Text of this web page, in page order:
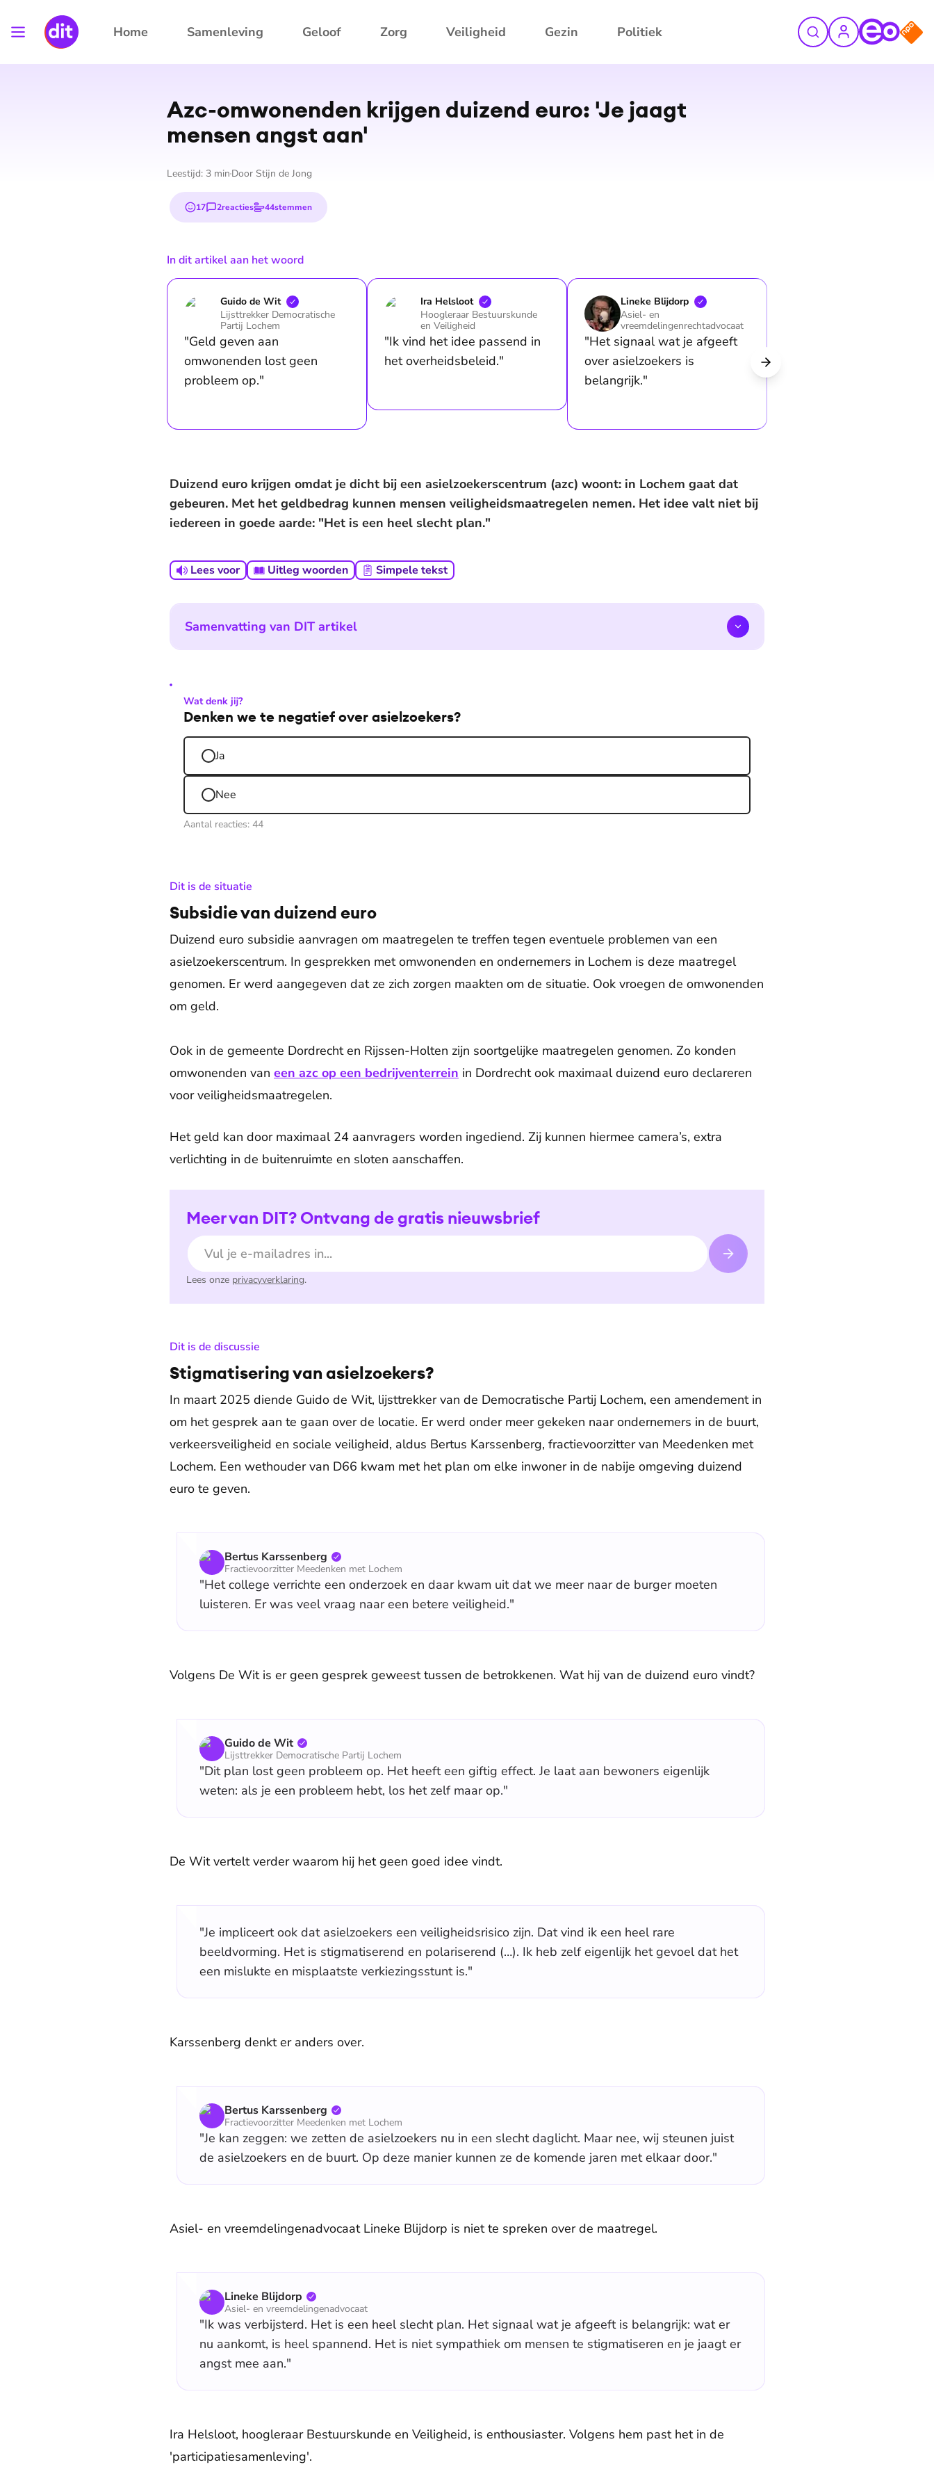
Home Samenleving Geloof Zorg Veiligheid Gezin Politiek
©ANP
Azc-omwonenden krijgen duizend euro: 'Je jaagt
mensen angst aan'
Leestijd: 3 min Door Stijn de Jong
17
emojis2reacties 44stemmen
In dit artikel aan het woord
Guido de Wit
Lijsttrekker Democratische
Partij Lochem
"Geld geven aan
omwonenden lost geen
probleem op."
Ira Helsloot
Hoogleraar Bestuurskunde
en Veiligheid
"Ik vind het idee passend in
het overheidsbeleid."
Lineke Blijdorp
Asiel- en
vreemdelingenrechtadvocaat
"Het signaal wat je afgeeft
over asielzoekers is
belangrijk."
Duizend euro krijgen omdat je dicht bij een asielzoekerscentrum (azc) woont: in Lochem gaat dat
gebeuren. Met het geldbedrag kunnen mensen veiligheidsmaatregelen nemen. Het idee valt niet bij
iedereen in goede aarde: "Het is een heel slecht plan."
Lees voor Uitleg woorden Simpele tekst
Samenvatting van DIT artikel
Wat denk jij?
Denken we te negatief over asielzoekers?
Ja
Nee
Aantal reacties: 44
Dit is de situatie
Subsidie van duizend euro
Duizend euro subsidie aanvragen om maatregelen te treffen tegen eventuele problemen van een
asielzoekerscentrum. In gesprekken met omwonenden en ondernemers in Lochem is deze maatregel
genomen. Er werd aangegeven dat ze zich zorgen maakten om de situatie. Ook vroegen de omwonenden
om geld.
Ook in de gemeente Dordrecht en Rijssen-Holten zijn soortgelijke maatregelen genomen. Zo konden
omwonenden van een azc op een bedrijventerrein in Dordrecht ook maximaal duizend euro declareren
voor veiligheidsmaatregelen.
Het geld kan door maximaal 24 aanvragers worden ingediend. Zij kunnen hiermee camera’s, extra
verlichting in de buitenruimte en sloten aanschaffen.
Meer van DIT? Ontvang de gratis nieuwsbrief
E-mailadres
Lees onze privacyverklaring.
Dit is de discussie
Stigmatisering van asielzoekers?
In maart 2025 diende Guido de Wit, lijsttrekker van de Democratische Partij Lochem, een amendement in
om het gesprek aan te gaan over de locatie. Er werd onder meer gekeken naar ondernemers in de buurt,
verkeersveiligheid en sociale veiligheid, aldus Bertus Karssenberg, fractievoorzitter van Meedenken met
Lochem. Een wethouder van D66 kwam met het plan om elke inwoner in de nabije omgeving duizend
euro te geven.
Bertus Karssenberg
Fractievoorzitter Meedenken met Lochem
"Het college verrichte een onderzoek en daar kwam uit dat we meer naar de burger moeten
luisteren. Er was veel vraag naar een betere veiligheid."
Volgens De Wit is er geen gesprek geweest tussen de betrokkenen. Wat hij van de duizend euro vindt?
Guido de Wit
Lijsttrekker Democratische Partij Lochem
"Dit plan lost geen probleem op. Het heeft een giftig effect. Je laat aan bewoners eigenlijk
weten: als je een probleem hebt, los het zelf maar op."
De Wit vertelt verder waarom hij het geen goed idee vindt.
"Je impliceert ook dat asielzoekers een veiligheidsrisico zijn. Dat vind ik een heel rare
beeldvorming. Het is stigmatiserend en polariserend (…). Ik heb zelf eigenlijk het gevoel dat het
een mislukte en misplaatste verkiezingsstunt is."
Karssenberg denkt er anders over.
Bertus Karssenberg
Fractievoorzitter Meedenken met Lochem
"Je kan zeggen: we zetten de asielzoekers nu in een slecht daglicht. Maar nee, wij steunen juist
de asielzoekers en de buurt. Op deze manier kunnen ze de komende jaren met elkaar door."
Asiel- en vreemdelingenadvocaat Lineke Blijdorp is niet te spreken over de maatregel.
Lineke Blijdorp
Asiel- en vreemdelingenadvocaat
"Ik was verbijsterd. Het is een heel slecht plan. Het signaal wat je afgeeft is belangrijk: wat er
nu aankomt, is heel spannend. Het is niet sympathiek om mensen te stigmatiseren en je jaagt er
angst mee aan."
Ira Helsloot, hoogleraar Bestuurskunde en Veiligheid, is enthousiaster. Volgens hem past het in de
'participatiesamenleving'.